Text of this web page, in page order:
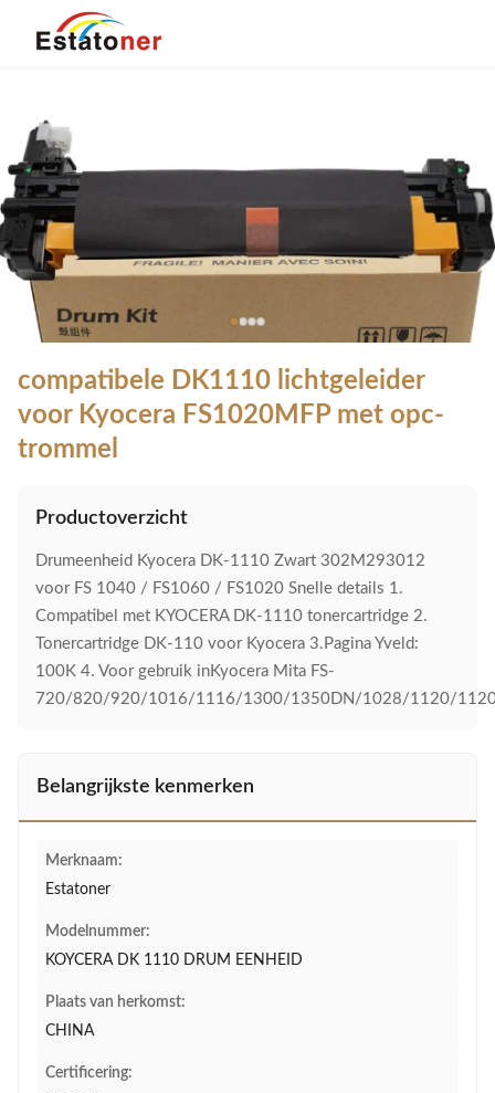
compatibele DK1110 lichtgeleider
voor Kyocera FS1020MFP met opc-
trommel
Productoverzicht
Drumeenheid Kyocera DK-1110 Zwart 302M293012
voor FS 1040 / FS1060 / FS1020 Snelle details 1.
Compatibel met KYOCERA DK-1110 tonercartridge 2.
Tonercartridge DK-110 voor Kyocera 3.Pagina Yveld:
100K 4. Voor gebruik inKyocera Mita FS-
720/820/920/1016/1116/1300/1350DN/1028/1120/
Belangrijkste kenmerken
Merknaam:
Estatoner
Modelnummer:
KOYCERA DK 1110 DRUM EENHEID
Plaats van herkomst:
CHINA
Certificering: